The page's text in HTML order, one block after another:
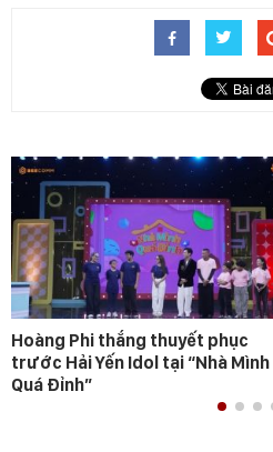
Hoàng Phi thắng thuyết phục
trước Hải Yến Idol tại “Nhà Mình
Quá Đỉnh”